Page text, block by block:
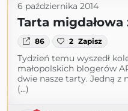
6 października 2014
Tarta
86 2 Zapisz
Tydzień temu wyszedł
małopolskich blogerów
dwie nasze tarty. Jedną z
(...)